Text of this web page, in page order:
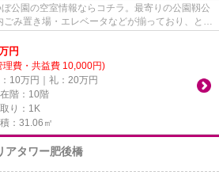
公園の空室情報ならコチラ。最寄りの公園靱公
み置き場・エレベータなどが揃っており、とて
円
理費・共益費 10,000円)
10万円｜礼：20万円
階：10階
り：1K
：31.06㎡
アタワー肥後橋